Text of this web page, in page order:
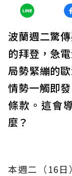
波蘭週二驚
的拜登，急
局勢緊繃的
情勢一觸即
條款。這會
麼？
本週二（16